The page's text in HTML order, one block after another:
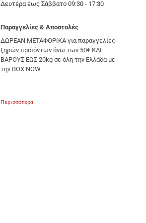
Δευτέρα έως Σάββατο 09:30 - 17:30
Παραγγελίες & Αποστολές
ΔΩΡΕΑΝ ΜΕΤΑΦΟΡΙΚΑ για παραγγελίες
ξηρών προϊόντων άνω των 50€ ΚΑΙ
ΒΑΡΟΥΣ ΕΩΣ 20kg σε όλη την Ελλάδα με
την BOX NOW.
Περισσότερα